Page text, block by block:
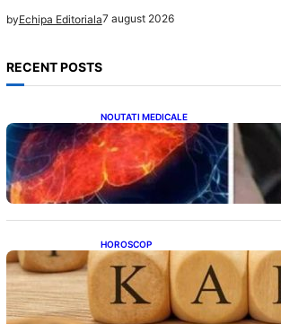
byEchipa Editoriala7 august 2026
RECENT POSTS
NOUTATI MEDICALE
Ficatul Gras: Semnalul
Picioare și Importanța
HOROSCOP
Eclipsa și Karma: Impactul
Zodiilor Leu și Vărsător